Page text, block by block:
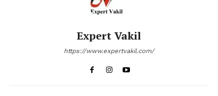
Expert Vakil
https://www.expertvakil.com/